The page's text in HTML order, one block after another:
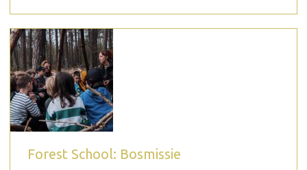
Forest School: Bosmissie